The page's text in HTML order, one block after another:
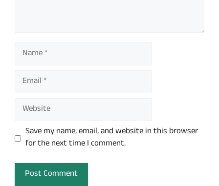
Name
Email
Website
Save my name, email, and website in this browser
for the next time I comment.